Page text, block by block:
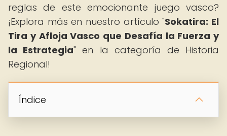
reglas de este emocionante juego vasco?
¡Explora más en nuestro artículo "Sokatira: El
Tira y Afloja Vasco que Desafía la Fuerza y
la Estrategia" en la categoría de Historia
Regional!
Índice